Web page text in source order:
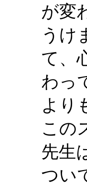
が変
うけ
て、
わっ
より
この
先生
つい